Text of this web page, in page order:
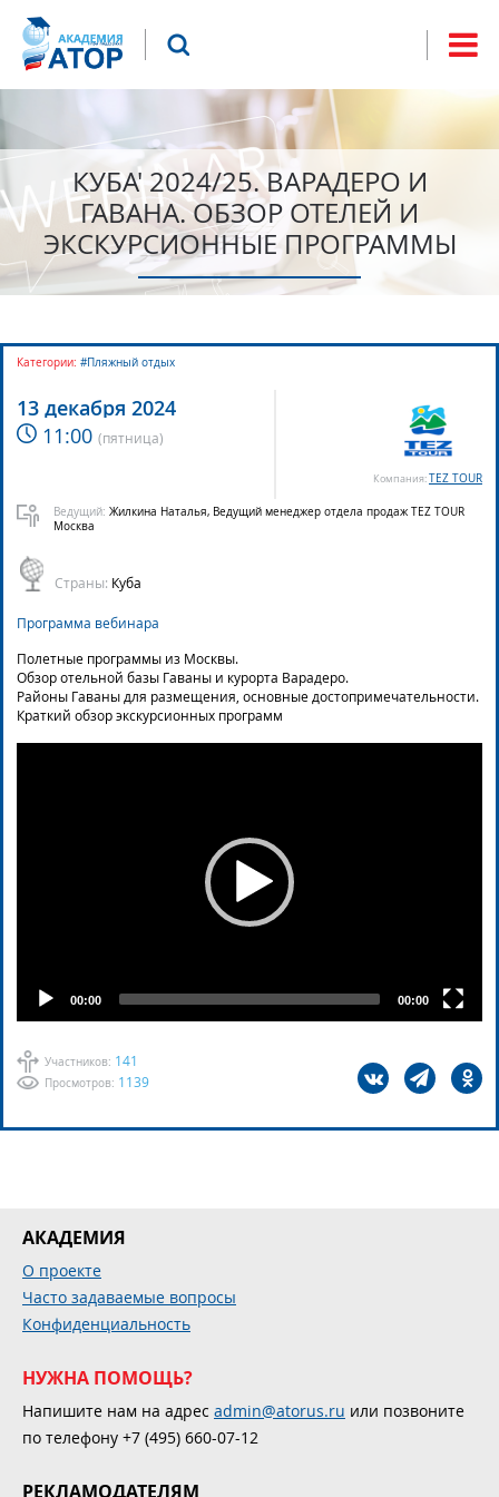
поиска
Что будем искать?
КУБА' 2024/25. ВАРАДЕРО И
ГАВАНА. ОБЗОР ОТЕЛЕЙ И
ЭКСКУРСИОННЫЕ ПРОГРАММЫ
13 декабря 2024
11:00 (пятница)
Компания:TEZ TOUR
Участников: 141
Просмотров: 1139
Ведущий: Жилкина Наталья, Ведущий менеджер отдела продаж TEZ TOUR
Москва
Страны: Куба
Категории: #Пляжный отдых
Программа вебинара
Полетные программы из Москвы.
Обзор отельной базы Гаваны и курорта Варадеро.
Районы Гаваны для размещения, основные достопримечательности.
Краткий обзор экскурсионных программ
00:00 00:00
АКАДЕМИЯ
О проекте
Часто задаваемые вопросы
Конфиденциальность
НУЖНА ПОМОЩЬ?
Напишите нам на адрес admin@atorus.ru или позвоните
по телефону +7 (495) 660-07-12
РЕКЛАМОДАТЕЛЯМ